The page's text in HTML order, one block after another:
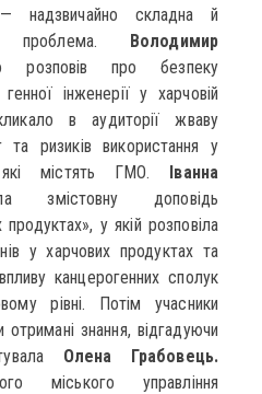
— надзвичайно складна й
проблема. Володимир
розповів про безпеку
інженерії у харчовій
в аудиторії жваву
ризиків використання у
які містять ГМО. Іванна
змістовну доповідь
у якій розповіла
у харчових продуктах та
канцерогенних сполук
рівні. Потім учасники
отримані знання, відгадуючи
Олена Грабовець.
міського управління